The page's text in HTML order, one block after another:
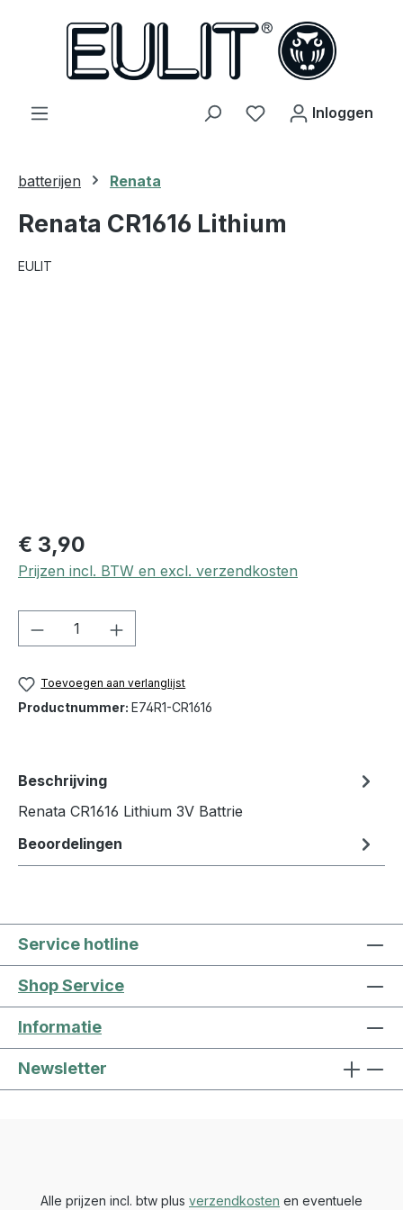
Je hebt 0 items op
Inloggen
batterijen Renata
Renata CR1616 Lithium
EULIT
€ 3,90
Prijzen incl. BTW en excl. verzendkosten
Producthoeveelheid: Voer de
Toevoegen aan verlanglijst
Productnummer: E74R1-CR1616
Beschrijving
Renata CR1616 Lithium 3V Battrie
Beoordelingen
Service hotline
Shop Service
Informatie
Newsletter
Alle prijzen incl. btw plus verzendkosten en eventuele